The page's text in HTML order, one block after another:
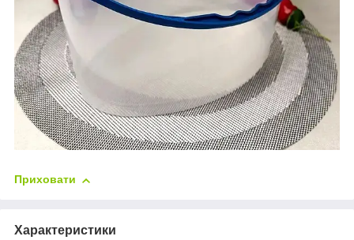
Приховати
Характеристики